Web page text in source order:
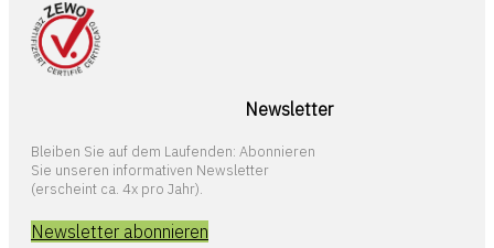
Newsletter
Bleiben Sie auf dem Laufenden: Abonnieren
Sie unseren informativen Newsletter
(erscheint ca. 4x pro Jahr).
Newsletter abonnieren